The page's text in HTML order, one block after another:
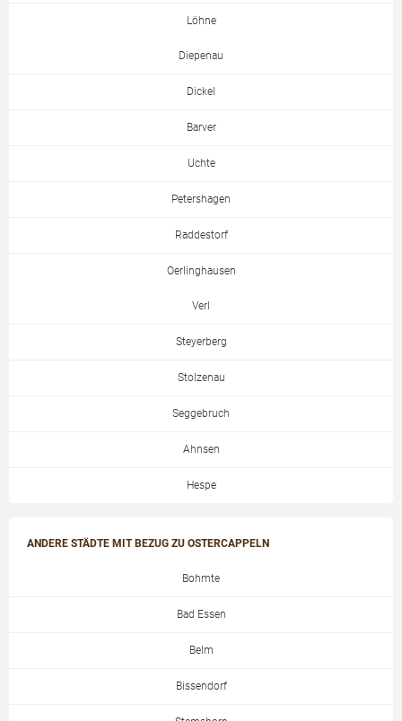
Löhne
Diepenau
Dickel
Barver
Uchte
Petershagen
Raddestorf
Oerlinghausen
Verl
Steyerberg
Stolzenau
Seggebruch
Ahnsen
Hespe
ANDERE STÄDTE MIT BEZUG ZU OSTERCAPPELN
Bohmte
Bad Essen
Belm
Bissendorf